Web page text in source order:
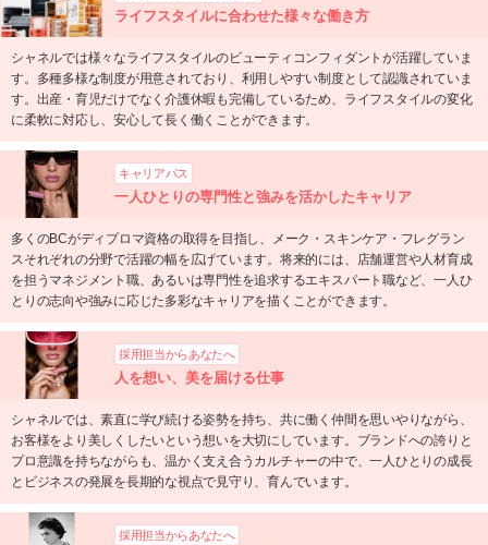
ライフスタイルに合わせた様々な働き方
シャネルでは様々なライフスタイルのビューティコンフィダントが活躍していま
す。多種多様な制度が用意されており、利用しやすい制度として認識されていま
す。出産・育児だけでなく介護休暇も完備しているため、ライフスタイルの変化
に柔軟に対応し、安心して長く働くことができます。
キャリアパス
一人ひとりの専門性と強みを活かしたキャリア
多くのBCがディプロマ資格の取得を目指し、メーク・スキンケア・フレグラン
スそれぞれの分野で活躍の幅を広げています。将来的には、店舗運営や人材育成
を担うマネジメント職、あるいは専門性を追求するエキスパート職など、一人ひ
とりの志向や強みに応じた多彩なキャリアを描くことができます。
採用担当からあなたへ
人を想い、美を届ける仕事
シャネルでは、素直に学び続ける姿勢を持ち、共に働く仲間を思いやりながら、
お客様をより美しくしたいという想いを大切にしています。ブランドへの誇りと
プロ意識を持ちながらも、温かく支え合うカルチャーの中で、一人ひとりの成長
とビジネスの発展を長期的な視点で見守り、育んでいます。
採用担当からあなたへ